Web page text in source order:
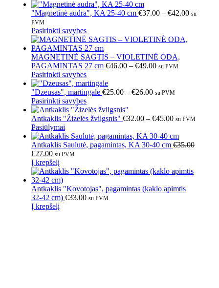
"Magnetinė audra", KA 25-40 cm €37.00 – €42.00 su
PVM
Pasirinkti savybes
MAGNETINĖ SAGTIS – VIOLETINĖ ODA,
PAGAMINTAS 27 cm €46.00 – €49.00 su PVM
Pasirinkti savybes
"Dzeusas", martingale €25.00 – €26.00 su PVM
Pasirinkti savybes
Antkaklis "Žizelės žvilgsnis" €32.00 – €45.00 su PVM
Pasiūlymai
Antkaklis Saulutė, pagamintas, KA 30-40 cm €35.00
€27.00 su PVM
Į krepšelį
Antkaklis "Kovotojas", pagamintas (kaklo apimtis
32-42 cm) €33.00 su PVM
Į krepšelį